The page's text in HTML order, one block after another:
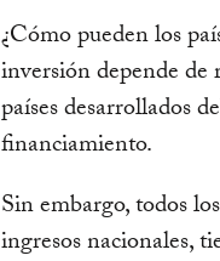
¿Cómo pueden los
inversión depende de
países desarrollados
financiamiento.
Sin embargo, todos
ingresos nacionales,